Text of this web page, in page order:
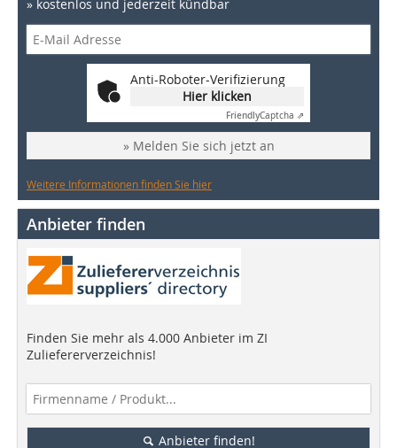
» kostenlos und jederzeit kündbar
Anti-Roboter-Verifizierung
Hier klicken
FriendlyCaptcha ⇗
» Melden Sie sich jetzt an
Weitere Informationen finden Sie hier
Anbieter finden
Finden Sie mehr als 4.000 Anbieter im ZI
Zuliefererverzeichnis!
Anbieter finden!